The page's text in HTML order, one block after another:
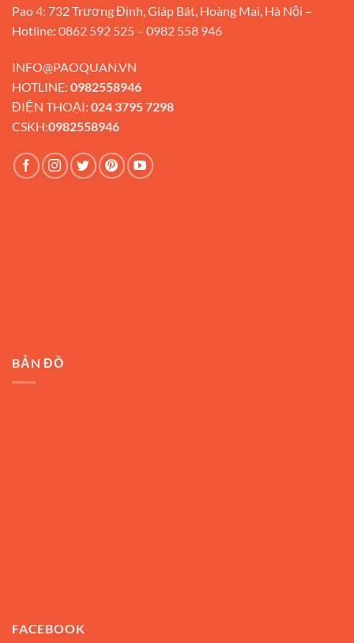
Pao 4: 732 Trương Định, Giáp Bát, Hoàng Mai, Hà Nội –
Hotline: 0862 592 525 – 0982 558 946
INFO@PAOQUAN.VN
HOTLINE: 0982558946
ĐIỆN THOẠI: 024 3795 7298
CSKH:0982558946
BẢN ĐỒ
FACEBOOK